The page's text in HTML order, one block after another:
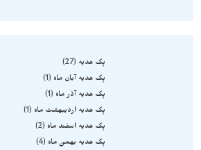
پک هدیه
27
پک هدیه آبان ماه
1
پک هدیه آذر ماه
1
پک هدیه اردیبهشت ماه
1
پک هدیه اسفند ماه
2
پک هدیه بهمن ماه
4